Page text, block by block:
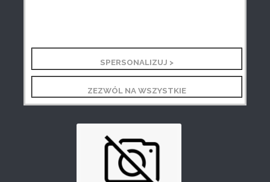
SPERSONALIZUJ >
ZEZWÓL NA WSZYSTKIE
ALMERA